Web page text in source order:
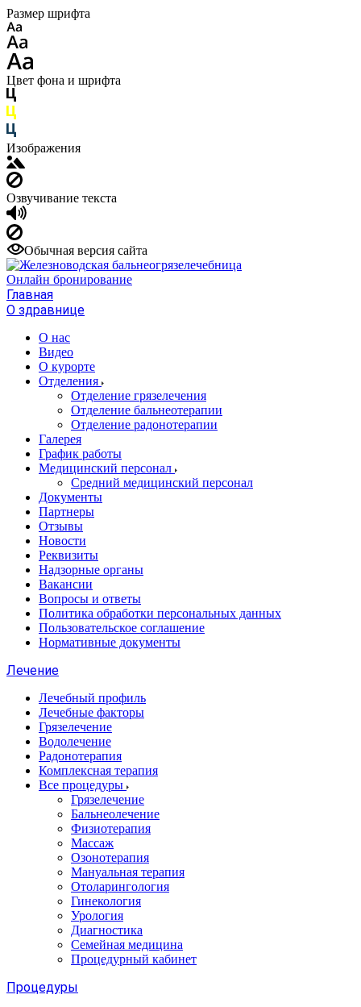
Размер шрифта
Цвет фона и шрифта
Изображения
Озвучивание текста
Обычная версия сайта
Онлайн бронирование
Главная
О здравнице
О нас
Видео
О курорте
Отделения
Отделение грязелечения
Отделение бальнеотерапии
Отделение радонотерапии
Галерея
График работы
Медицинский персонал
Средний медицинский персонал
Документы
Партнеры
Отзывы
Новости
Реквизиты
Надзорные органы
Вакансии
Вопросы и ответы
Политика обработки персональных данных
Пользовательское соглашение
Нормативные документы
Лечение
Лечебный профиль
Лечебные факторы
Грязелечение
Водолечение
Радонотерапия
Комплексная терапия
Все процедуры
Грязелечение
Бальнеолечение
Физиотерапия
Массаж
Озонотерапия
Мануальная терапия
Отоларингология
Гинекология
Урология
Диагностика
Семейная медицина
Процедурный кабинет
Процедуры